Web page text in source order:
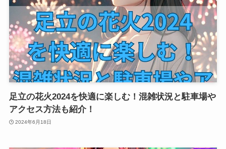
足立の花火2024を快適に楽しむ！混雑状況と駐車場や
アクセス方法も紹介！
2024年6月18日